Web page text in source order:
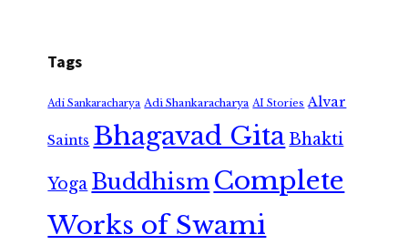
Tags
Adi Sankaracharya Adi Shankaracharya AI Stories Alvar
Saints Bhagavad GitaBhakti
Yoga Buddhism Complete
Works of Swami